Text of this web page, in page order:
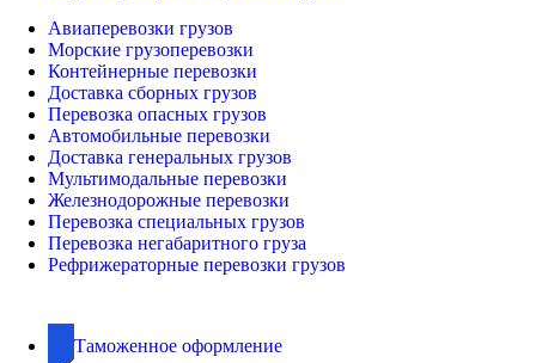
Авиаперевозки грузов
Морские грузоперевозки
Контейнерные перевозки
Доставка сборных грузов
Перевозка опасных грузов
Автомобильные перевозки
Доставка генеральных грузов
Мультимодальные перевозки
Железнодорожные перевозки
Перевозка специальных грузов
Перевозка негабаритного груза
Рефрижераторные перевозки грузов
Таможенное оформление